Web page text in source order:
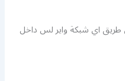
طريق اي شبكة واير لس داخل